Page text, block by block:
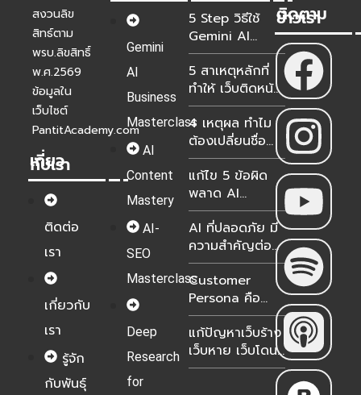
สงวนลิข
สิทธ์ตาม
พรบ.ลิขสิทธิ์
พ.ศ.2569
ข้อมูลใน
เว็บไซต์
PantitAcademy.com
เกี่ยว
กับเรา
ติดต่อ
เรา
เกี่ยวกับ
เรา
รู้จัก
กับพันธุ์
Gemini
AI
Business
Masterclass
AI
Content
Mastery
AI-
SEO
Masterclass
Deep
Research
for
5 Step วิธีใช้
Gemini AI
วิเคราะห์ Google
Analytics &
Search
Console แม่นยำ
100%
5 สาเหตุหลักที่
ทำให้ เว็บติดหน้า
แรกแต่ขายไม่ได้?
4 เหตุผล ทำไม
ต้องเปลี่ยนชื่อ
NotebookLM
เป็น Gemini
Notebook?
แก้ไข 5 ข้อผิด
พลาด AI
Transformation
ธุรกิจไทย 2026
AI ที่ปลอดภัย มี
ความสำคัญต่อ
องค์กรอย่างไร?
Customer
Persona คือ
อะไร? เจาะลึกวิธี
สร้างฉบับอัปเดต
2026 เพื่อมัดใจ
ลูกค้าในยุค AI
แก้ปัญหาเว็บร้าง
เว็บหาย เว็บโดน
ยึด เกิดจาก
ติดตาม
ข่าวเรา